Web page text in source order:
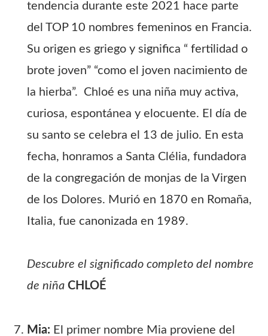
tendencia durante este 2021 hace parte
del TOP 10 nombres femeninos en Francia.
Su origen es griego y significa “ fertilidad o
brote joven” “como el joven nacimiento de
la hierba”. Chloé es una niña muy activa,
curiosa, espontánea y elocuente. El día de
su santo se celebra el 13 de julio. En esta
fecha, honramos a Santa Clélia, fundadora
de la congregación de monjas de la Virgen
de los Dolores. Murió en 1870 en Romaña,
Italia, fue canonizada en 1989.
Descubre el significado completo del nombre
de niña CHLOÉ
Mia: El primer nombre Mia proviene del